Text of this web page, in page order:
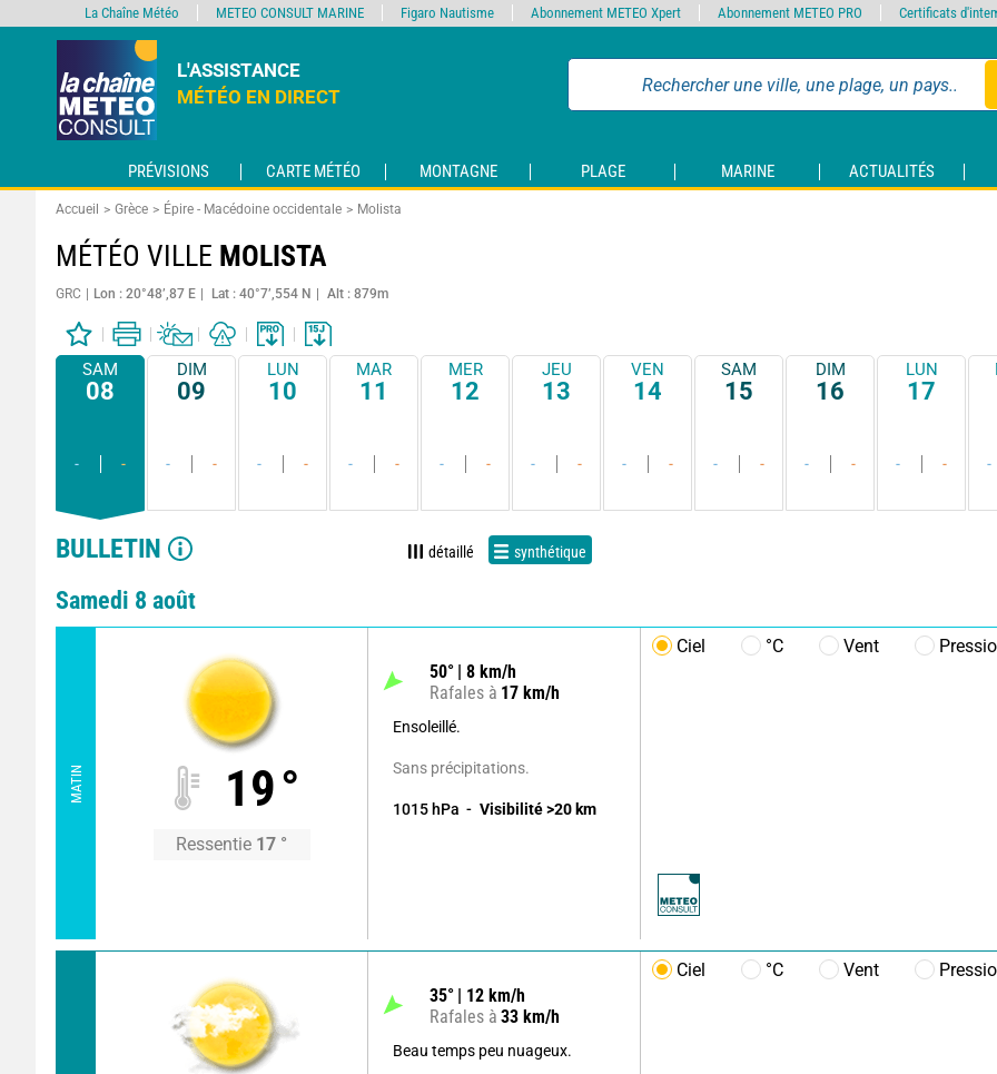
L'ASSISTANCE
MÉTÉO EN DIRECT
PRÉVISIONS CARTE MÉTÉO MONTAGNE PLAGE MARINE ACTUALITÉS
Accueil Grèce Épire - Macédoine occidentale Molista
MÉTÉO VILLE MOLISTA
GRC Lon : 20°48’,87 E Lat : 40°7’,554 N Alt : 879m
SAM
08
- -
DIM
09
- -
LUN
10
- -
MAR
11
- -
MER
12
- -
JEU
13
- -
VEN
14
- -
SAM
15
- -
DIM
16
- -
LUN
17
- - -
BULLETIN détaillé synthétique
Samedi 8 août
MATIN 19°
Ressentie 17 °
50° 8 km/h
Rafales à 17 km/h
Ensoleillé.
Sans précipitations.
1015 hPa Visibilité >20 km
Ciel °C Vent
35° 12 km/h
Rafales à 33 km/h
Beau temps peu nuageux.
Ciel °C Vent
La Chaîne Météo METEO CONSULT MARINE Figaro Nautisme Abonnement METEO Xpert Abonnement METEO PRO Certificats